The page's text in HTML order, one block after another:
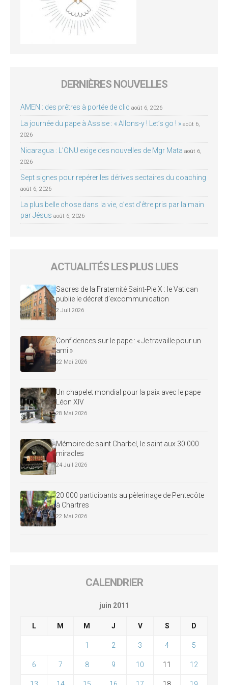
DERNIÈRES NOUVELLES
AMEN : des prêtres à portée de clic août 6, 2026
La journée du pape à Assise : « Allons-y ! Let’s go ! » août 6,
2026
Nicaragua : L’ONU exige des nouvelles de Mgr Mata août 6,
2026
Sept signes pour repérer les dérives sectaires du coaching
août 6, 2026
La plus belle chose dans la vie, c’est d’être pris par la main
par Jésus août 6, 2026
ACTUALITÉS LES PLUS LUES
Sacres de la Fraternité Saint-Pie X : le Vatican
publie le décret d’excommunication
2 Juil 2026
Confidences sur le pape : « Je travaille pour un
ami »
22 Mai 2026
Un chapelet mondial pour la paix avec le pape
Léon XIV
28 Mai 2026
Mémoire de saint Charbel, le saint aux 30 000
miracles
24 Juil 2026
20 000 participants au pèlerinage de Pentecôte
à Chartres
22 Mai 2026
CALENDRIER
juin 2011
L M M J V S D
1 2 3 4 5
6 7 8 9 10 11 12